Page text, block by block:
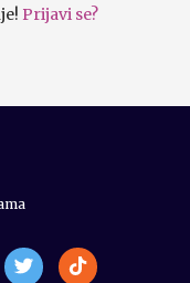
Prijavi se?